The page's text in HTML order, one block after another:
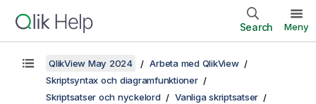
Search Meny
QlikView May 2024
Arbeta med QlikView
Skriptsyntax och diagramfunktioner
Skriptsatser och nyckelord
Vanliga skriptsatser